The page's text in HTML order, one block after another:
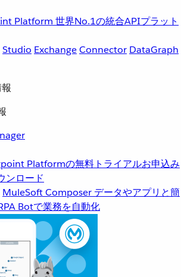
Platform 世界No.1の統合APIプラット
Studio ExchangeConnector DataGraph
Platformの無料トライアルお申込み
ンロード
MuleSoft Composer データやアプリと簡
Botで業務を自動化